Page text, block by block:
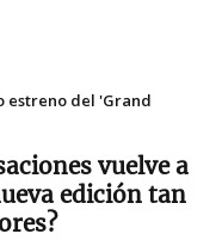
estreno del 'Grand
vuelve a
edición tan